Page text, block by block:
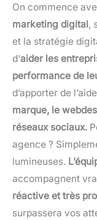
On commence
marketing digital,
et la stratégie
d’aider les
performance de
d’apporter de
marque, le
réseaux sociaux.
agence ?
lumineuses.
accompagnent
réactive et très
surpassera vos